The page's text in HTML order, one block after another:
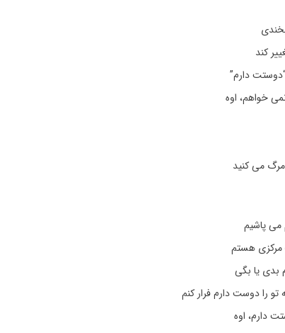
کند
دارم”
خواهم، اوه
می کنید
می پاشیم
مرکزی هستم
بدی یا بگی
را دوست دارم فرار کنم
دارم، اوه